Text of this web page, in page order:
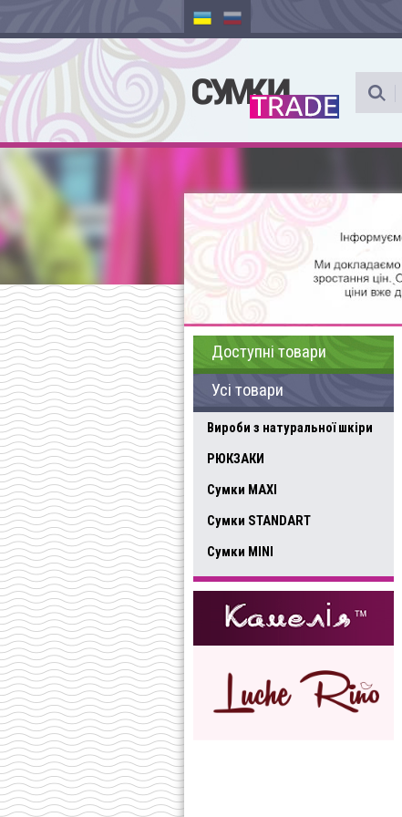
Доступні товари
Усі товари
Вироби з натуральної шкіри
РЮКЗАКИ
Сумки MAXI
Сумки STANDART
Сумки MINI